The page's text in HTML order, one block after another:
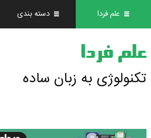
علم فردا دسته بندی
علم فردا
تکنولوژی به زبان ساده